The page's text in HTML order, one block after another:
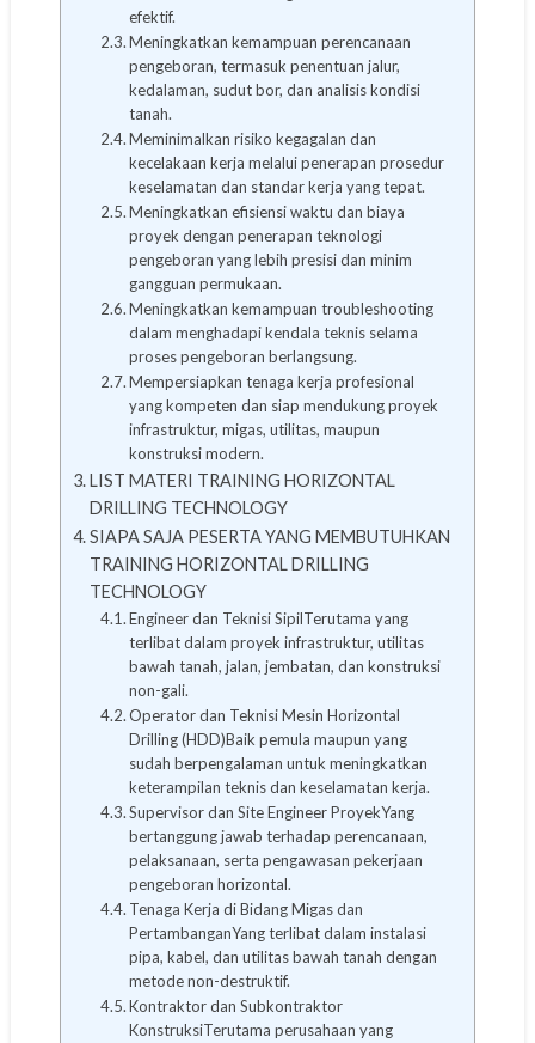
efektif.
Meningkatkan kemampuan perencanaan
pengeboran, termasuk penentuan jalur,
kedalaman, sudut bor, dan analisis kondisi
tanah.
Meminimalkan risiko kegagalan dan
kecelakaan kerja melalui penerapan prosedur
keselamatan dan standar kerja yang tepat.
Meningkatkan efisiensi waktu dan biaya
proyek dengan penerapan teknologi
pengeboran yang lebih presisi dan minim
gangguan permukaan.
Meningkatkan kemampuan troubleshooting
dalam menghadapi kendala teknis selama
proses pengeboran berlangsung.
Mempersiapkan tenaga kerja profesional
yang kompeten dan siap mendukung proyek
infrastruktur, migas, utilitas, maupun
konstruksi modern.
LIST MATERI TRAINING HORIZONTAL
DRILLING TECHNOLOGY
SIAPA SAJA PESERTA YANG MEMBUTUHKAN
TRAINING HORIZONTAL DRILLING
TECHNOLOGY
Engineer dan Teknisi SipilTerutama yang
terlibat dalam proyek infrastruktur, utilitas
bawah tanah, jalan, jembatan, dan konstruksi
non-gali.
Operator dan Teknisi Mesin Horizontal
Drilling (HDD)Baik pemula maupun yang
sudah berpengalaman untuk meningkatkan
keterampilan teknis dan keselamatan kerja.
Supervisor dan Site Engineer ProyekYang
bertanggung jawab terhadap perencanaan,
pelaksanaan, serta pengawasan pekerjaan
pengeboran horizontal.
Tenaga Kerja di Bidang Migas dan
PertambanganYang terlibat dalam instalasi
pipa, kabel, dan utilitas bawah tanah dengan
metode non-destruktif.
Kontraktor dan Subkontraktor
KonstruksiTerutama perusahaan yang